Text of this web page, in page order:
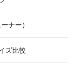
ナー）
ズ比較